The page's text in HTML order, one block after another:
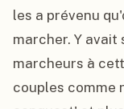
les a prévenu
marcher. Y
marcheurs à
couples comme